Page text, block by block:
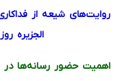
روایت‌های شیعه از
الجزیره
اهمیت حضور رسانه‌ها در